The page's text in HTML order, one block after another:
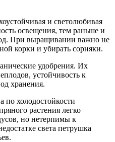
и светолюбивая
освещения, тем раньше и
При выращивании важно не
корки и убирать сорняки.
удобрения. Их
устойчивость к
хранения.
по холодостойкости
растения легко
но нетерпимы к
света петрушка